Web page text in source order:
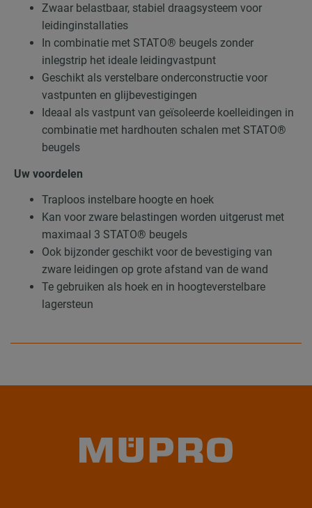
Zwaar belastbaar, stabiel draagsysteem voor
leidinginstallaties
In combinatie met STATO® beugels zonder
inlegstrip het ideale leidingvastpunt
Geschikt als verstelbare onderconstructie voor
vastpunten en glijbevestigingen
Ideaal als vastpunt van geïsoleerde koelleidingen in
combinatie met hardhouten schalen met STATO®
beugels
Uw voordelen
Traploos instelbare hoogte en hoek
Kan voor zware belastingen worden uitgerust met
maximaal 3 STATO® beugels
Ook bijzonder geschikt voor de bevestiging van
zware leidingen op grote afstand van de wand
Te gebruiken als hoek en in hoogteverstelbare
lagersteun